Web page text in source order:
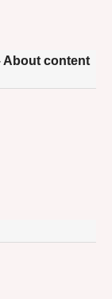
About content